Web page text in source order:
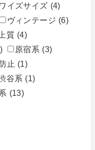
ワイズサイズ (4)
ヴィンテージ (6)
上質 (4)
原宿系 (3)
止 (1)
谷系 (1)
(13)